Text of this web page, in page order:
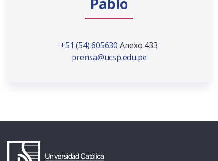
Pablo
+51 (54) 605630 Anexo 433
prensa@ucsp.edu.pe